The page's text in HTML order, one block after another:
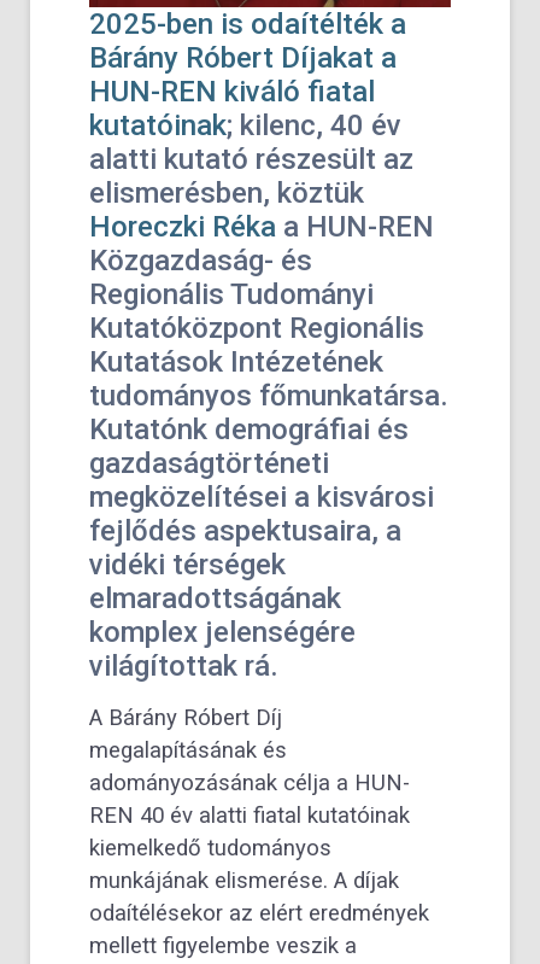
2025-ben is odaítélték a
Bárány Róbert Díjakat a
HUN-REN kiváló fiatal
kutatóinak; kilenc, 40 év
alatti kutató részesült az
elismerésben, köztük
Horeczki Réka a HUN-REN
Közgazdaság- és
Regionális Tudományi
Kutatóközpont Regionális
Kutatások Intézetének
tudományos főmunkatársa.
Kutatónk demográfiai és
gazdaságtörténeti
megközelítései a kisvárosi
fejlődés aspektusaira, a
vidéki térségek
elmaradottságának
komplex jelenségére
világítottak rá.
A Bárány Róbert Díj
megalapításának és
adományozásának célja a HUN-
REN 40 év alatti fiatal kutatóinak
kiemelkedő tudományos
munkájának elismerése. A díjak
odaítélésekor az elért eredmények
mellett figyelembe veszik a